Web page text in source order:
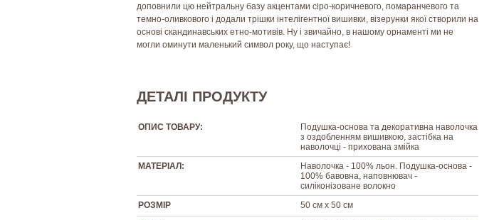
доповнили цю нейтральну базу акцентами сіро-коричневого, помаранчевого та
темно-оливкового і додали трішки інтелігентної вишивки, візерунки якої створили на
основі скандинавських етно-мотивів. Ну і звичайно, в нашому орнаменті ми не
могли оминути маленький символ року, що наступає!
ДЕТАЛІ ПРОДУКТУ
ОПИС ТОВАРУ:
Подушка-основа та декоративна наволочка
з оздобленням вишивкою, застібка на
наволочці - прихована змійка
МАТЕРІАЛ:
Наволочка - 100% льон. Подушка-основа -
100% бавовна, наповнювач -
силіконізоване волокно
РОЗМІР
50 см х 50 см